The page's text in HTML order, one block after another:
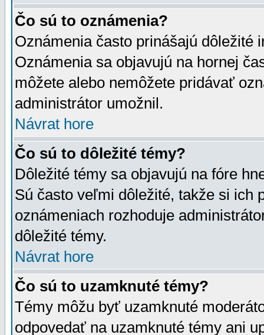
Čo sú to oznámenia?
Oznámenia často prinášajú dôležité
Oznámenia sa objavujú na hornej
môžete alebo nemôžete pridávať
administrátor umožnil.
Návrat hore
Čo sú to dôležité témy?
Dôležité témy sa objavujú na fóre
Sú často veľmi dôležité, takže si ich
oznámeniach rozhoduje
dôležité témy.
Návrat hore
Čo sú to uzamknuté témy?
Témy môžu byť uzamknuté
odpovedať na uzamknuté témy ani